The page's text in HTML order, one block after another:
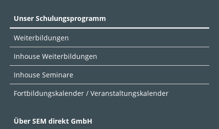
Unser Schulungsprogramm
Weiterbildungen
Inhouse Weiterbildungen
Inhouse Seminare
Fortbildungskalender / Veranstaltungskalender
Über SEM direkt GmbH